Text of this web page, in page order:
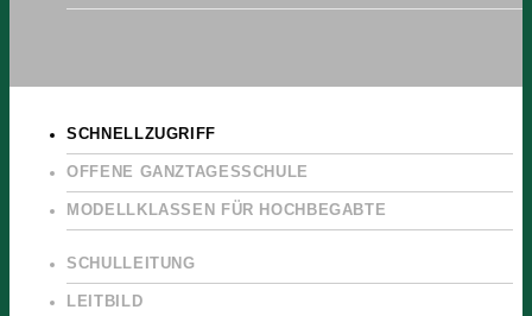
SCHNELLZUGRIFF
OFFENE GANZTAGESSCHULE
MODELLKLASSEN FÜR HOCHBEGABTE
SCHULLEITUNG
LEITBILD